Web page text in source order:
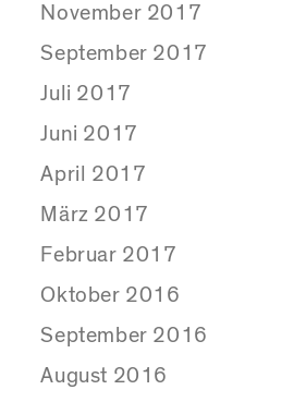
November 2017
September 2017
Juli 2017
Juni 2017
April 2017
März 2017
Februar 2017
Oktober 2016
September 2016
August 2016